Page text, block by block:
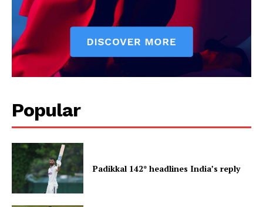
Popular
Padikkal 142* headlines India’s reply